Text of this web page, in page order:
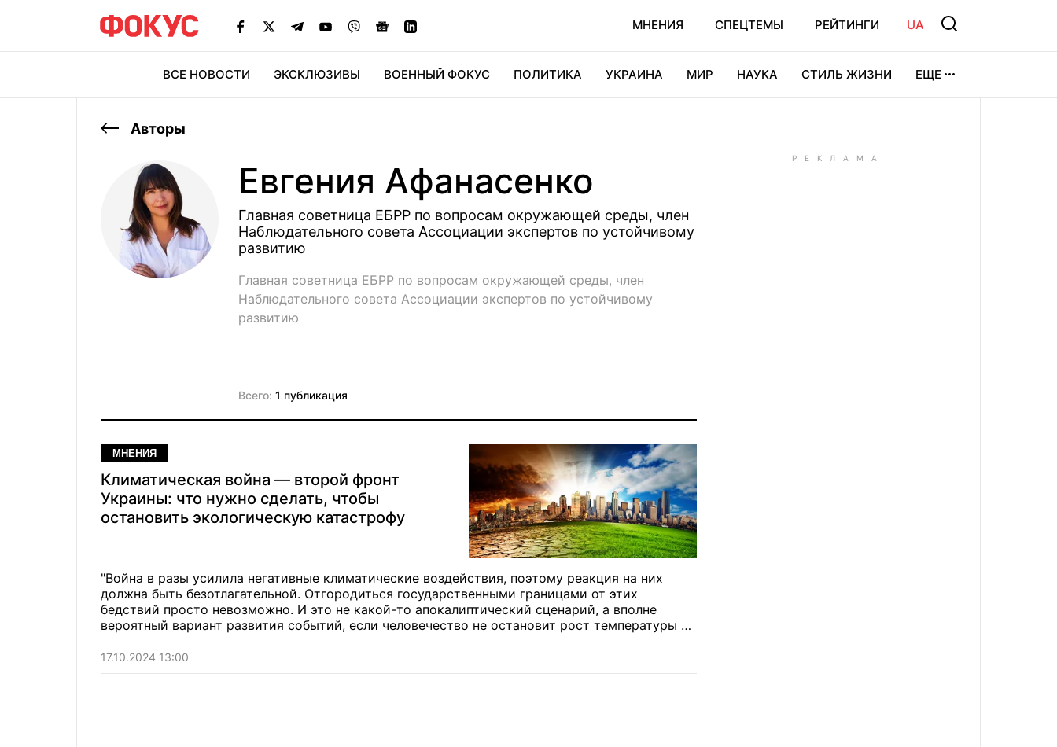
МНЕНИЯ СПЕЦТЕМЫ РЕЙТИНГИ UA
ВСЕ НОВОСТИ ЭКСКЛЮЗИВЫ ВОЕННЫЙ ФОКУС ПОЛИТИКА УКРАИНА МИР НАУКА СТИЛЬ ЖИЗНИ ЕЩЕ
Авторы
Евгения Афанасенко
Главная советница ЕБРР по вопросам окружающей среды, член
Наблюдательного совета Ассоциации экспертов по устойчивому
развитию
Главная советница ЕБРР по вопросам окружающей среды, член
Наблюдательного совета Ассоциации экспертов по устойчивому
развитию
Всего: 1 публикация
МНЕНИЯ
Климатическая война — второй фронт
Украины: что нужно сделать, чтобы
остановить экологическую катастрофу
"Война в разы усилила негативные климатические воздействия, поэтому реакция на них
должна быть безотлагательной. Отгородиться государственными границами от этих
бедствий просто невозможно. И это не какой-то апокалиптический сценарий, а вполне
вероятный вариант развития событий, если человечество не остановит рост температуры на
17.10.2024 13:00